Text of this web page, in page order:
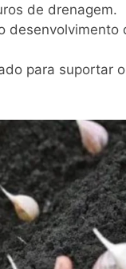
de drenagem.
desenvolvimento
para suportar o